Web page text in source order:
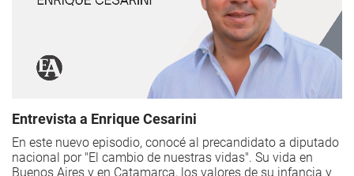
Entrevista a Enrique Cesarini
En este nuevo episodio, conocé al precandidato a diputado
nacional por "El cambio de nuestras vidas". Su vida en
Buenos Aires y en Catamarca, los valores de su infancia y